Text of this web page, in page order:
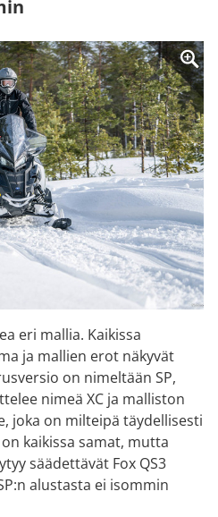
eri mallia. Kaikissa
ja mallien erot näkyvät
on nimeltään SP,
nimeä XC ja malliston
joka on milteipä täydellisesti
kaikissa samat, mutta
säädettävät Fox QS3
alustasta ei isommin